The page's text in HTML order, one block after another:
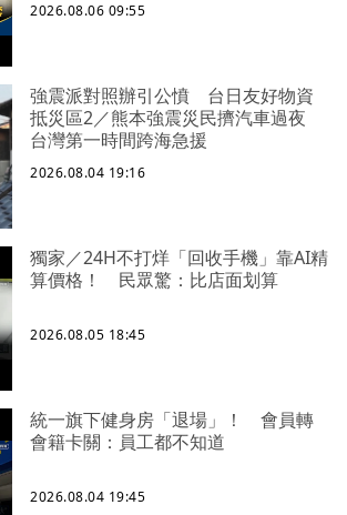
2026.08.06 09:55
強震派對照辦引公憤 台日友好物資
抵災區2／熊本強震災民擠汽車過夜
台灣第一時間跨海急援
2026.08.04 19:16
獨家／24H不打烊「回收手機」靠AI精
算價格！ 民眾驚：比店面划算
2026.08.05 18:45
統一旗下健身房「退場」！ 會員轉
會籍卡關：員工都不知道
2026.08.04 19:45